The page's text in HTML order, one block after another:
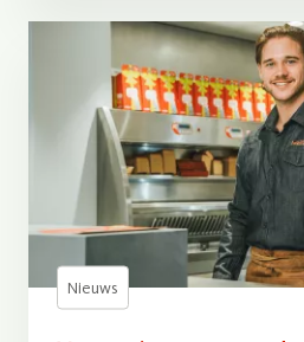
Nieuws